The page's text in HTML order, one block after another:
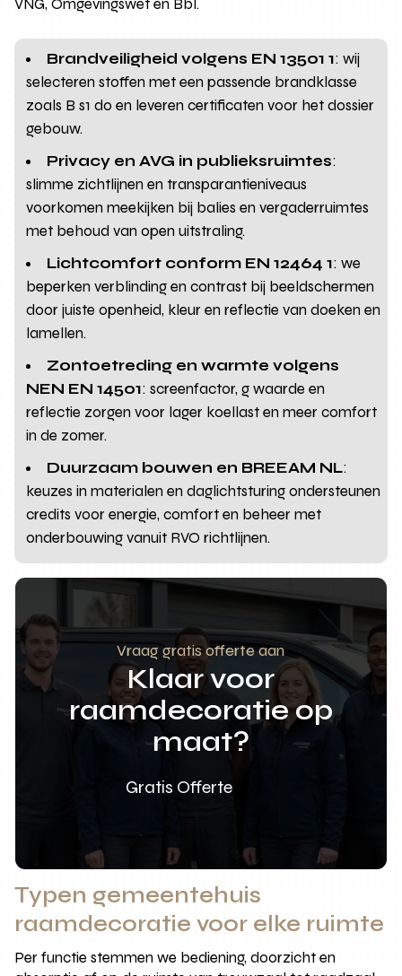
Brandveiligheid volgens EN 13501 1: wij
selecteren stoffen met een passende brandklasse
zoals B s1 d0 en leveren certificaten voor het dossier
gebouw.
Privacy en AVG in publieksruimtes:
slimme zichtlijnen en transparantieniveaus
voorkomen meekijken bij balies en vergaderruimtes
met behoud van open uitstraling.
Lichtcomfort conform EN 12464 1: we
beperken verblinding en contrast bij beeldschermen
door juiste openheid, kleur en reflectie van doeken en
lamellen.
Zontoetreding en warmte volgens
NEN EN 14501: screenfactor, g waarde en
reflectie zorgen voor lager koellast en meer comfort
in de zomer.
Duurzaam bouwen en BREEAM NL:
keuzes in materialen en daglichtsturing ondersteunen
credits voor energie, comfort en beheer met
onderbouwing vanuit RVO richtlijnen.
Vraag gratis offerte aan
Klaar voor
raamdecoratie op
maat?
Gratis Offerte
Typen gemeentehuis
raamdecoratie voor elke ruimte
Per functie stemmen we bediening, doorzicht en